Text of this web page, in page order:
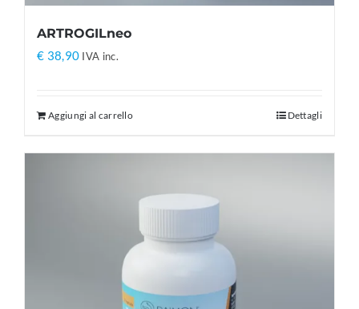
ARTROGILneo
€ 38,90 IVA inc.
Aggiungi al carrello Dettagli